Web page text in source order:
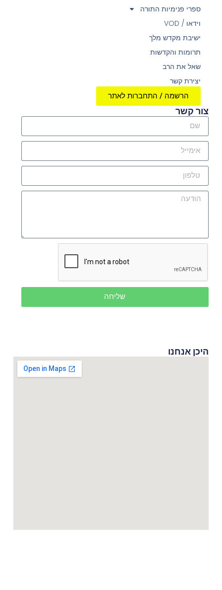
ספרי פנימיות התורה
וידאו / VOD
ישיבת מקדש מלך
תרומות והקדשות
שאל את הרב
יצירת קשר
הרשמה / התחברות לאתר
צור קשר
שליחה
היכן אנחנו